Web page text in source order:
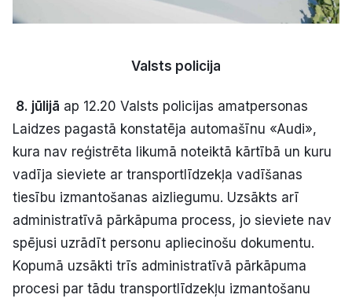
Vieta
Pasākumi
Reklāma
Par mums
Kontakti
Valsts policija
8. jūlijā ap 12.20 Valsts policijas amatpersonas
Laidzes pagastā konstatēja automašīnu «Audi»,
kura nav reģistrēta likumā noteiktā kārtībā un kuru
vadīja sieviete ar transportlīdzekļa vadīšanas
tiesību izmantošanas aizliegumu. Uzsākts arī
administratīvā pārkāpuma process, jo sieviete nav
spējusi uzrādīt personu apliecinošu dokumentu.
Kopumā uzsākti trīs administratīvā pārkāpuma
procesi par tādu transportlīdzekļu izmantošanu